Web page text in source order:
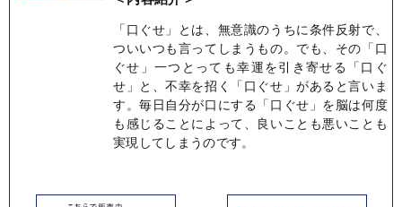
「口ぐせ」とは、無意識のうちに条件反射で、
ついいつも言ってしまうもの。でも、その「口
ぐせ」一つとっても幸運を引き寄せる「口ぐ
せ」と、不幸を招く「口ぐせ」があると言いま
す。毎日自分が口にする「口ぐせ」を脳は何度
も感じることによって、良いことも悪いことも
実現してしまうのです。